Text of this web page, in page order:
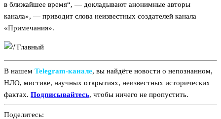
в ближайшее время“, — докладывают анонимные авторы
канала», — приводит слова неизвестных создателей канала
«Примечания».
В нашем Telegram‑канале, вы найдёте новости о непознанном,
НЛО, мистике, научных открытиях, неизвестных исторических
фактах. Подписывайтесь, чтобы ничего не пропустить.
Поделитесь: